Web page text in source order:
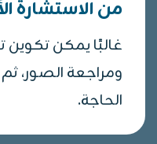
من الاستشارة
غالبًا يمكن
ومراجعة الصور،
الحاجة.